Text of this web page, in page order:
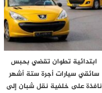
ابتدائية تطوان تقضي بحبس
سائقي سيارات أجرة ستة أشهر
نافذة على خلفية نقل شبان إلى